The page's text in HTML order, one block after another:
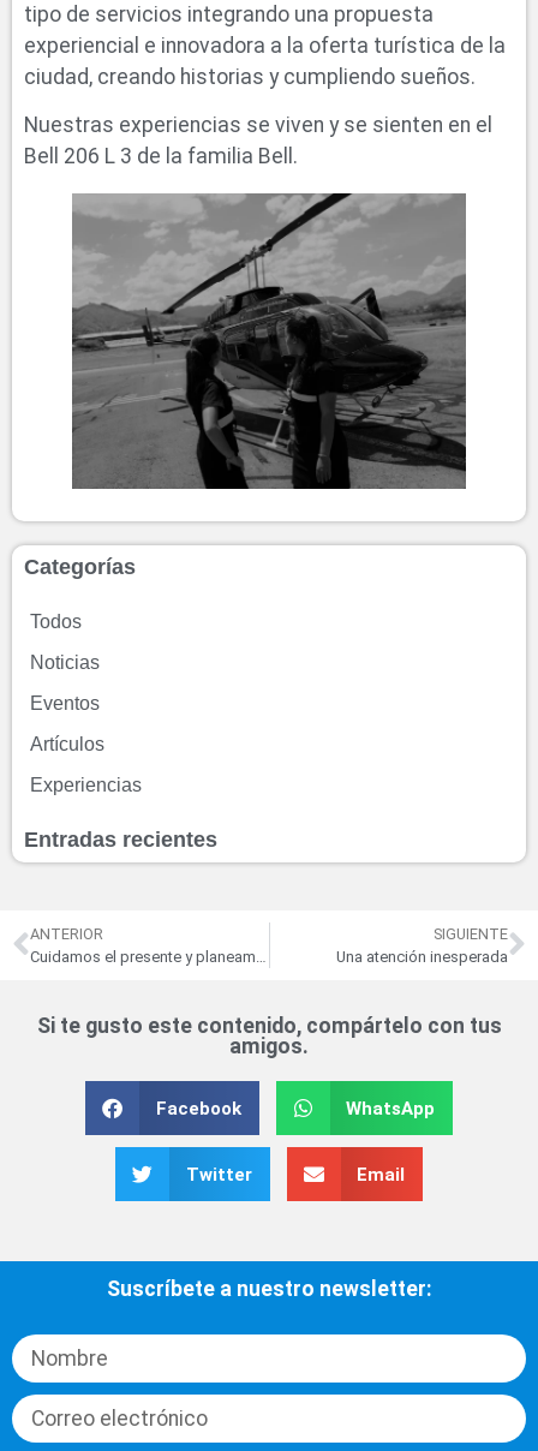
tipo de servicios integrando una propuesta
experiencial e innovadora a la oferta turística de la
ciudad, creando historias y cumpliendo sueños.
Nuestras experiencias se viven y se sienten en el
Bell 206 L 3 de la familia Bell.
Categorías
Todos
Noticias
Eventos
Artículos
Experiencias
Entradas recientes
ANTERIOR
Cuidamos el presente y planeamos el futuro
SIGUIENTE
Una atención inesperada
Si te gusto este contenido, compártelo con tus
amigos.
Facebook WhatsApp
Twitter Email
Suscríbete a nuestro newsletter: